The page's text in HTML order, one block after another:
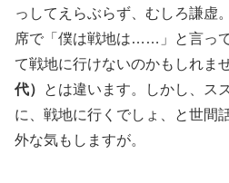
っしてえらぶらず、むしろ謙虚
席で「僕は戦地は……」と言っ
て戦地に行けないのかもしれま
代）
とは違います。しかし、ス
に、戦地に行くでしょ、と世間
外な気もしますが。